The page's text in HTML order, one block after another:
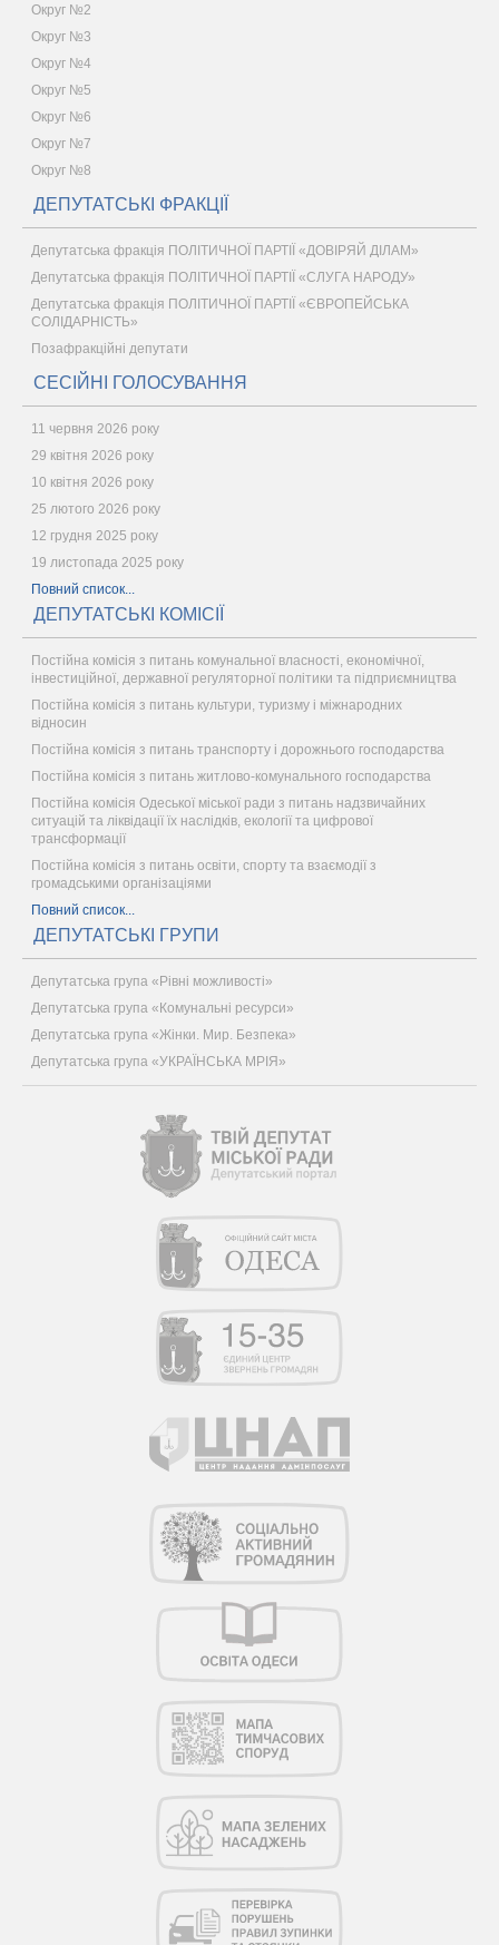
Округ №2
Округ №3
Округ №4
Округ №5
Округ №6
Округ №7
Округ №8
ДЕПУТАТСЬКІ ФРАКЦІЇ
Депутатська фракція ПОЛІТИЧНОЇ ПАРТІЇ «ДОВІРЯЙ ДІЛАМ»
Депутатська фракція ПОЛІТИЧНОЇ ПАРТІЇ «СЛУГА НАРОДУ»
Депутатська фракція ПОЛІТИЧНОЇ ПАРТІЇ «ЄВРОПЕЙСЬКА
СОЛІДАРНІСТЬ»
Позафракційні депутати
СЕСІЙНІ ГОЛОСУВАННЯ
11 червня 2026 року
29 квітня 2026 року
10 квітня 2026 року
25 лютого 2026 року
12 грудня 2025 року
19 листопада 2025 року
Повний список...
ДЕПУТАТСЬКІ КОМІСІЇ
Постійна комісія з питань комунальної власності, економічної,
інвестиційної, державної регуляторної політики та підприємництва
Постійна комісія з питань культури, туризму і міжнародних
відносин
Постійна комісія з питань транспорту і дорожнього господарства
Постійна комісія з питань житлово-комунального господарства
Постійна комісія Одеської міської ради з питань надзвичайних
ситуацій та ліквідації їх наслідків, екології та цифрової
трансформації
Постійна комісія з питань освіти, спорту та взаємодії з
громадськими організаціями
Повний список...
ДЕПУТАТСЬКІ ГРУПИ
Депутатська група «Рівні можливості»
Депутатська група «Комунальні ресурси»
Депутатська група «Жінки. Мир. Безпека»
Депутатська група «УКРАЇНСЬКА МРІЯ»